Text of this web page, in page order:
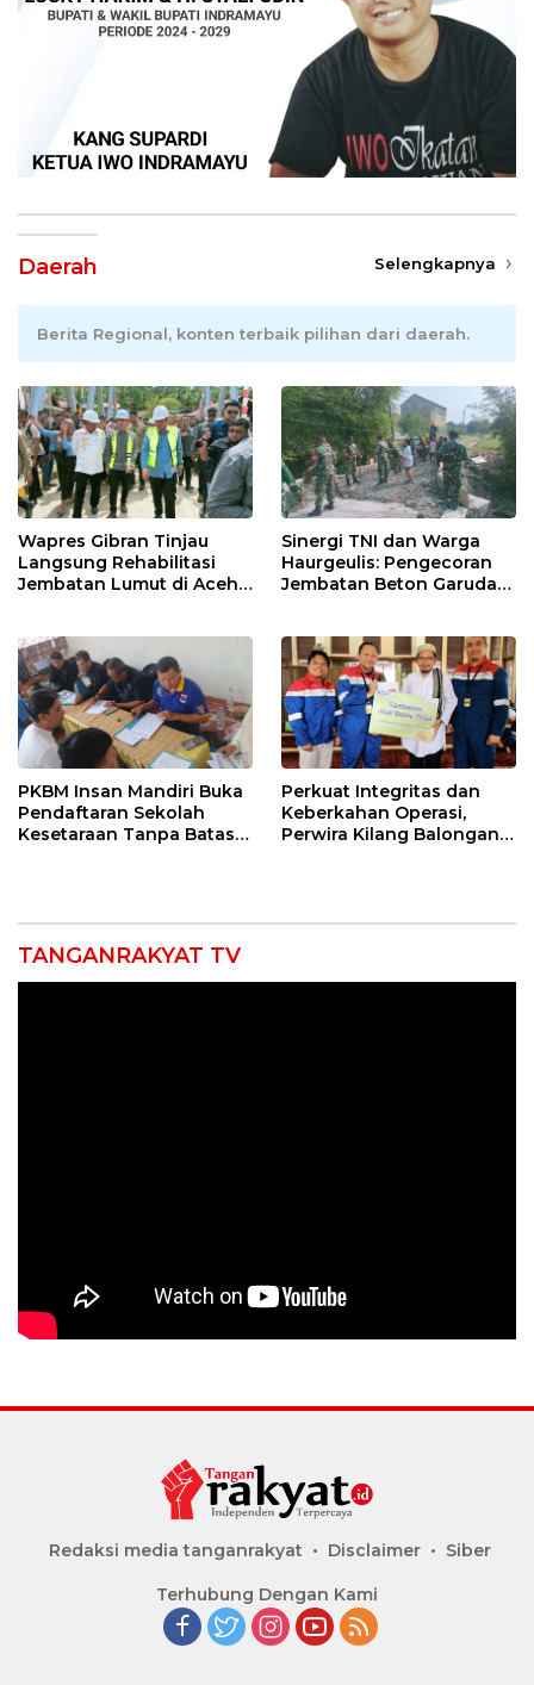
Daerah Selengkapnya
Berita Regional, konten terbaik pilihan dari daerah.
Wapres Gibran Tinjau
Langsung Rehabilitasi
Jembatan Lumut di Aceh
Sinergi TNI dan Warga
Haurgeulis: Pengecoran
Jembatan Beton Garuda
PKBM Insan Mandiri Buka
Pendaftaran Sekolah
Kesetaraan Tanpa Batas
Perkuat Integritas dan
Keberkahan Operasi,
Perwira Kilang Balongan
TANGANRAKYAT TV
Redaksi media tanganrakyat Disclaimer Siber
Terhubung Dengan Kami